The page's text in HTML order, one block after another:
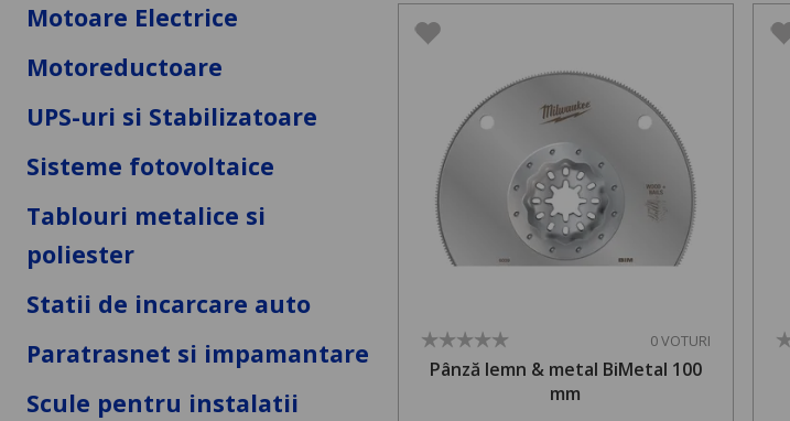
Motoare Electrice
Motoreductoare
UPS-uri si Stabilizatoare
Sisteme fotovoltaice
Tablouri metalice si
poliester
Statii de incarcare auto
Paratrasnet si impamantare
Scule pentru instalatii
0 VOTURI
Pânză lemn & metal BiMetal 100
mm